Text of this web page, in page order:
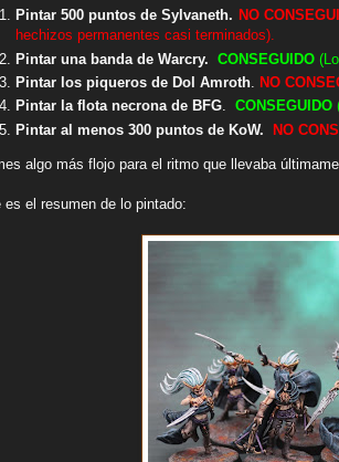
Pintar 500 puntos de Sylvaneth. NO
hechizos permanentes casi terminados).
Pintar una banda de Warcry. CONSEGUIDO
Pintar los piqueros de Dol Amroth
NO
Pintar la flota necrona de BFG. CONSEGUIDO
Pintar al menos 300 puntos de KoW. NO
algo más flojo para el ritmo que llevaba
es el resumen de lo pintado: